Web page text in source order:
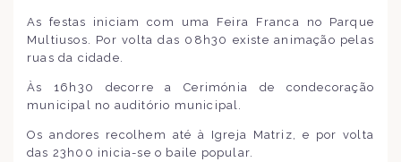
As festas iniciam com uma Feira Franca no Parque
Multiusos. Por volta das 08h30 existe animação pelas
ruas da cidade.
Às 16h30 decorre a Cerimónia de condecoração
municipal no auditório municipal.
Os andores recolhem até à Igreja Matriz, e por volta
das 23h00 inicia-se o baile popular.